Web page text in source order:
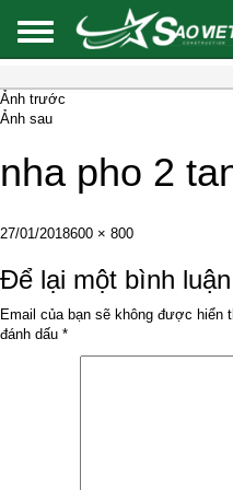
Ảnh trước
Ảnh sau
nha pho 2
Đăng
ngày
27/01/2018Kích
đầy
đủ
600 × 800
Để lại một bình luận
Email của bạn sẽ không được hiển
đánh dấu *